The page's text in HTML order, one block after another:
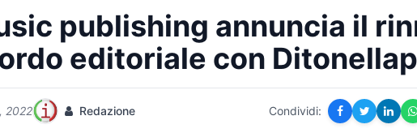
publishing annuncia il
editoriale con
2022 Redazione Condividi: